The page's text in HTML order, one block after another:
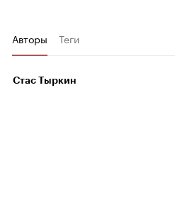
Авторы Теги
Стас Тыркин